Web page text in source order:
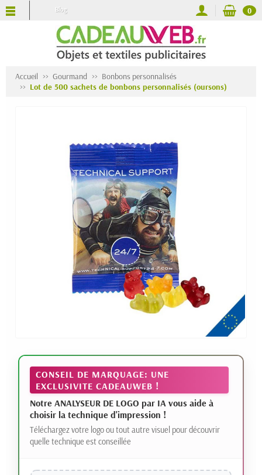
Blog 0
Accueil Gourmand
Bonbons personnalisés
Lot de 500 sachets de bonbons personnalisés (oursons)
CONSEIL DE MARQUAGE: UNE
EXCLUSIVITE CADEAUWEB !
Notre ANALYSEUR DE LOGO par IA vous aide à
choisir la technique d'impression !
Téléchargez votre logo ou tout autre visuel pour découvrir
quelle technique est conseillée